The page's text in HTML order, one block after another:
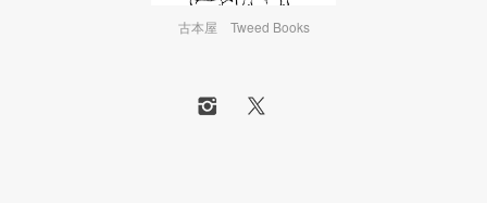
古本屋 Tweed Books